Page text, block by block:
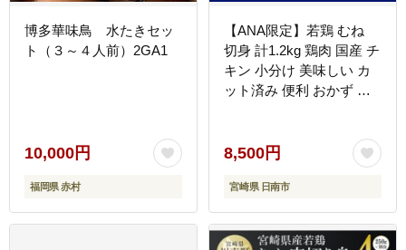
博多華味鳥 水たきセッ
ト（３～４人前）2GA1
10,000円
福岡県 赤村
【ANA限定】若鶏 むね
切身 計1.2kg 鶏肉 国産 チ
キン 小分け 美味しい カ
ット済み 便利 おかず お
チキン南蛮 焼肉 サラダ
簡単調理 万能食材 おすす
め ご褒美 記念日 お祝い
おすそ分け 冷凍 日南市
宮崎県 送料無料_AV6-26
8,500円
宮崎県 日南市